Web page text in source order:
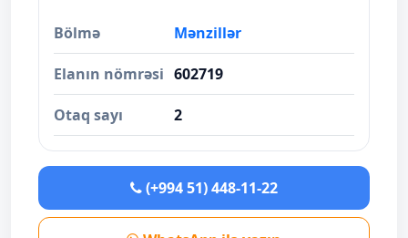
Bölmə Mənzillər
Elanın nömrəsi 602719
Otaq sayı 2
(+994 51) 448-11-22